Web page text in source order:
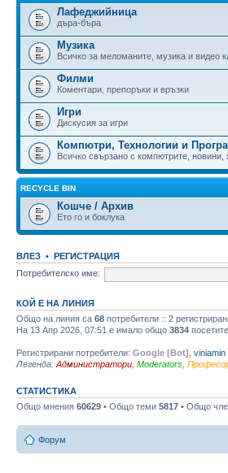
Лафеджийница
дъра-бъра
Музика
Всичко за меломаните, музика и видео
Филми
Коментари, препоръки и връзки
Игри
Дискусия за игри
Компютри, Технологии и
Всичко свързано с компютрите,
RECYCLE BIN
Кошче / Архив
Ето го и боклука
ВЛЕЗ • РЕГИСТРАЦИЯ
Потребителско име:
КОЙ Е НА ЛИНИЯ
Общо на линия са 68 потребители :: 2
На 13 Апр 2026, 07:51 е имало общо 3834
Регистрирани потребители: Google [Bot] viniamin
Легенда: Администратори Moderators
СТАТИСТИКА
Общо мнения 60629 • Общо теми 5817 • Общо
Форум